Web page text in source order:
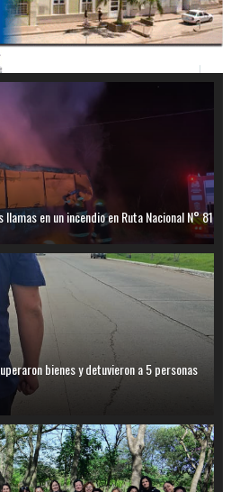
en un incendio en Ruta Nacional N° 81
bienes y detuvieron a 5 personas